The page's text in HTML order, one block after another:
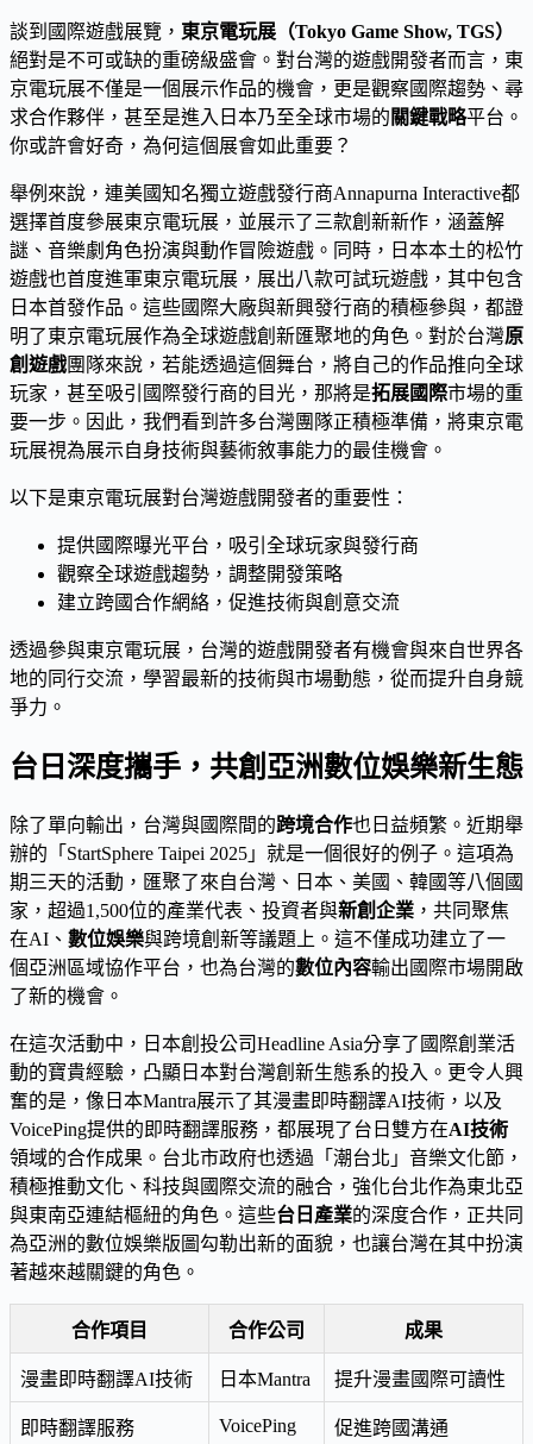
談到國際遊戲展覽， 東京電玩展（Tokyo Game Show, TGS）
絕對是不可或缺的重磅級盛會。對台灣的遊戲開發者而言，東
京電玩展不僅是一個展示作品的機會，更是觀察國際趨勢、尋
求合作夥伴，甚至是進入日本乃至全球市場的 關鍵戰略平台。
你或許會好奇，為何這個展會如此重要？
舉例來說，連美國知名獨立遊戲發行商Annapurna Interactive都
選擇首度參展東京電玩展，並展示了三款創新新作，涵蓋解
謎、音樂劇角色扮演與動作冒險遊戲。同時，日本本土的松竹
遊戲也首度進軍東京電玩展，展出八款可試玩遊戲，其中包含
日本首發作品。這些國際大廠與新興發行商的積極參與，都證
明了東京電玩展作為全球遊戲創新匯聚地的角色。對於台灣原
創遊戲團隊來說，若能透過這個舞台，將自己的作品推向全球
玩家，甚至吸引國際發行商的目光，那將是拓展國際市場的重
要一步。因此，我們看到許多台灣團隊正積極準備，將東京電
玩展視為展示自身技術與藝術敘事能力的最佳機會。
以下是東京電玩展對台灣遊戲開發者的重要性：
提供國際曝光平台，吸引全球玩家與發行商
觀察全球遊戲趨勢，調整開發策略
建立跨國合作網絡，促進技術與創意交流
透過參與東京電玩展，台灣的遊戲開發者有機會與來自世界各
地的同行交流，學習最新的技術與市場動態，從而提升自身競
爭力。
台日深度攜手，共創亞洲數位娛樂新生態
除了單向輸出，台灣與國際間的跨境合作也日益頻繁。近期舉
辦的「StartSphere Taipei 2025」就是一個很好的例子。這項為
期三天的活動，匯聚了來自台灣、日本、美國、韓國等八個國
家，超過1,500位的產業代表、投資者與新創企業 ，共同聚焦
在AI、 數位娛樂與跨境創新等議題上。這不僅成功建立了一
個亞洲區域協作平台，也為台灣的數位內容輸出國際市場開啟
了新的機會。
在這次活動中，日本創投公司Headline Asia分享了國際創業活
動的寶貴經驗，凸顯日本對台灣創新生態系的投入。更令人興
奮的是，像日本Mantra展示了其漫畫即時翻譯AI技術，以及
VoicePing提供的即時翻譯服務，都展現了台日雙方在AI技術
領域的合作成果。台北市政府也透過「潮台北」音樂文化節，
積極推動文化、科技與國際交流的融合，強化台北作為東北亞
與東南亞連結樞紐的角色。這些台日產業的深度合作，正共同
為亞洲的數位娛樂版圖勾勒出新的面貌，也讓台灣在其中扮演
著越來越關鍵的角色。
合作項目 合作公司 成果
漫畫即時翻譯AI技術 日本Mantra 提升漫畫國際可讀性
即時翻譯服務 VoicePing 促進跨國溝通